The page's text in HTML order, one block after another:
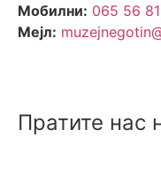
Mобилни: 065 56
Mејл:
Пратите нас